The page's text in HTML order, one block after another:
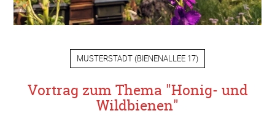
MUSTERSTADT (BIENENALLEE 17)
Vortrag zum Thema "Honig- und
Wildbienen"